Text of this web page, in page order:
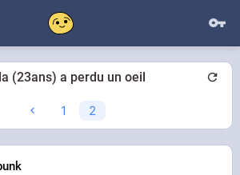
(23ans) a perdu un oeil
1 2